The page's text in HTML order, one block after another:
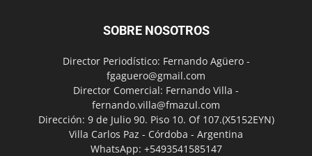
SOBRE NOSOTROS
Director Periodístico: Fernando Agüero -
fgaguero@gmail.com
Director Comercial: Fernando Villa -
fernando.villa@fmazul.com
Dirección: 9 de Julio 90. Piso 10. Of 107.(X5152EYN)
Villa Carlos Paz - Córdoba - Argentina
WhatsApp: +5493541585147